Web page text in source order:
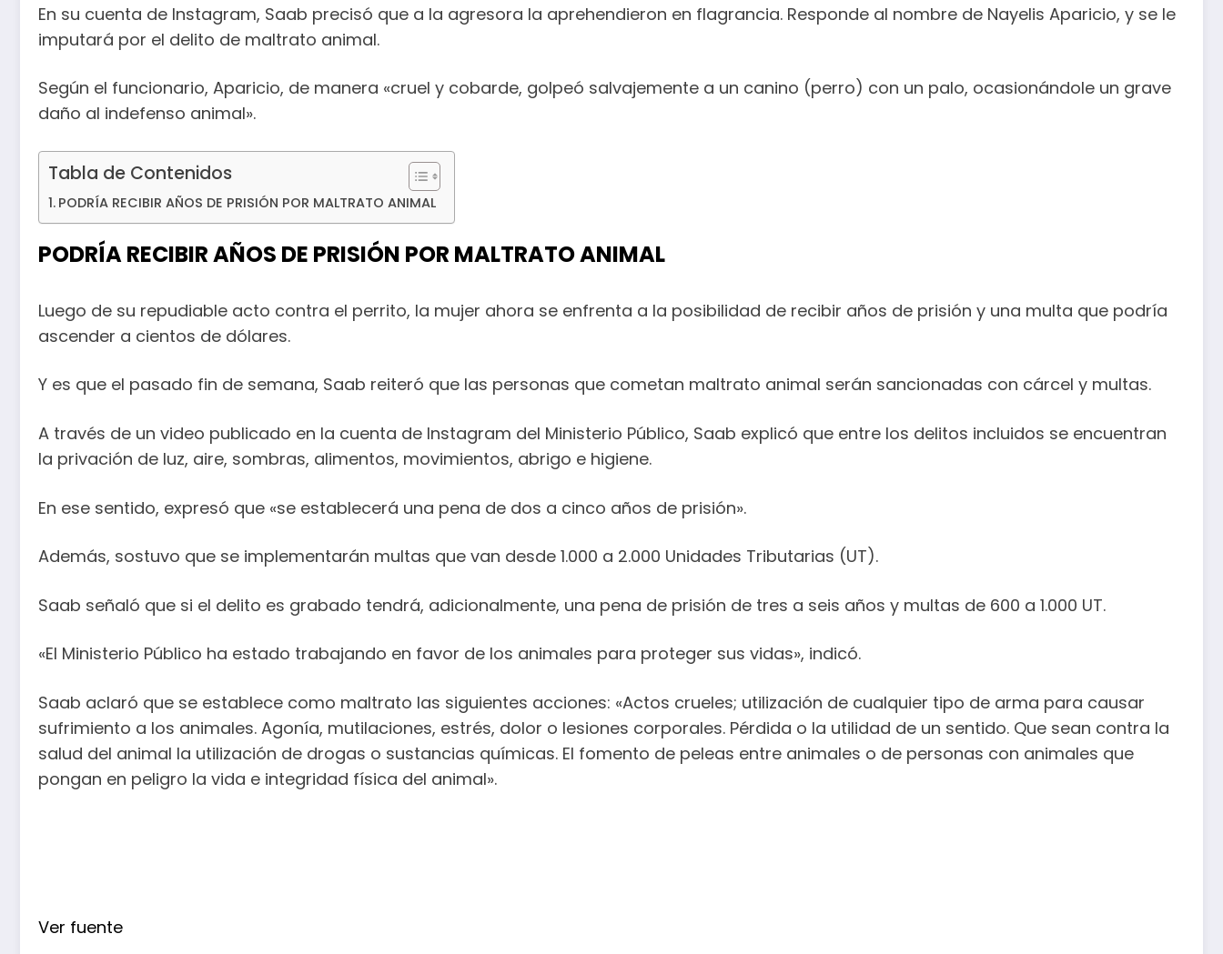
En su cuenta de Instagram, Saab precisó que a la agresora la aprehendieron en flagrancia. Responde al nombre de Nayelis Aparicio, y se le
imputará por el delito de maltrato animal.
Según el funcionario, Aparicio, de manera «cruel y cobarde, golpeó salvajemente a un canino (perro) con un palo, ocasionándole un grave
daño al indefenso animal».
Tabla de Contenidos
PODRÍA RECIBIR AÑOS DE PRISIÓN POR MALTRATO ANIMAL
PODRÍA RECIBIR AÑOS DE PRISIÓN POR MALTRATO ANIMAL
Luego de su repudiable acto contra el perrito, la mujer ahora se enfrenta a la posibilidad de recibir años de prisión y una multa que podría
ascender a cientos de dólares.
Y es que el pasado fin de semana, Saab reiteró que las personas que cometan maltrato animal serán sancionadas con cárcel y multas.
A través de un video publicado en la cuenta de Instagram del Ministerio Público, Saab explicó que entre los delitos incluidos se encuentran
la privación de luz, aire, sombras, alimentos, movimientos, abrigo e higiene.
En ese sentido, expresó que «se establecerá una pena de dos a cinco años de prisión».
Además, sostuvo que se implementarán multas que van desde 1.000 a 2.000 Unidades Tributarias (UT).
Saab señaló que si el delito es grabado tendrá, adicionalmente, una pena de prisión de tres a seis años y multas de 600 a 1.000 UT.
«El Ministerio Público ha estado trabajando en favor de los animales para proteger sus vidas», indicó.
Saab aclaró que se establece como maltrato las siguientes acciones: «Actos crueles; utilización de cualquier tipo de arma para causar
sufrimiento a los animales. Agonía, mutilaciones, estrés, dolor o lesiones corporales. Pérdida o la utilidad de un sentido. Que sean contra la
salud del animal la utilización de drogas o sustancias químicas. El fomento de peleas entre animales o de personas con animales que
pongan en peligro la vida e integridad física del animal».
Ver fuente